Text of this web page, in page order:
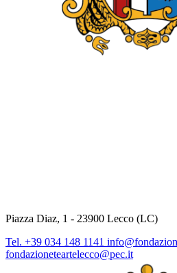
Piazza Diaz, 1 - 23900 Lecco (LC)
Tel. +39 034 148 1141
fondazioneteartelecco@pec.it